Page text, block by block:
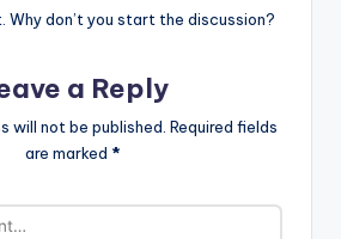
Why don’t you start the discussion?
a Reply
will not be published. Required fields
are marked *